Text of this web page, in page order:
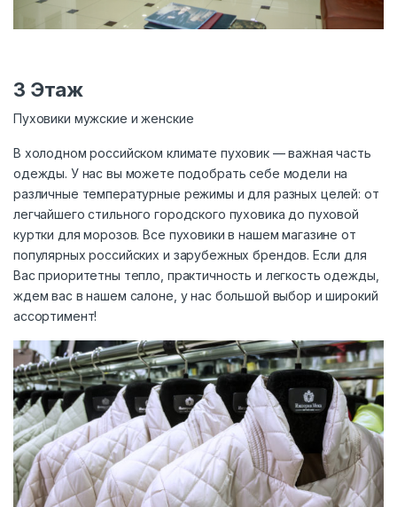
3 Этаж
Пуховики мужские и женские
В холодном российском климате пуховик — важная часть
одежды. У нас вы можете подобрать себе модели на
различные температурные режимы и для разных целей: от
легчайшего стильного городского пуховика до пуховой
куртки для морозов. Все пуховики в нашем магазине от
популярных российских и зарубежных брендов. Если для
Вас приоритетны тепло, практичность и легкость одежды,
ждем вас в нашем салоне, у нас большой выбор и широкий
ассортимент!